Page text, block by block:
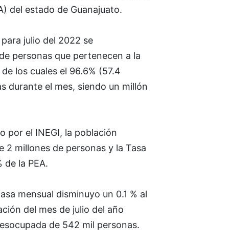
del estado de Guanajuato.
julio del 2022 se
personas que pertenecen a la
los cuales el 96.6% (57.4
durante el mes, siendo un millón
por el INEGI, la población
2 millones de personas y la Tasa
de la PEA.
mensual disminuyo un 0.1 % al
del mes de julio del año
de 542 mil personas.